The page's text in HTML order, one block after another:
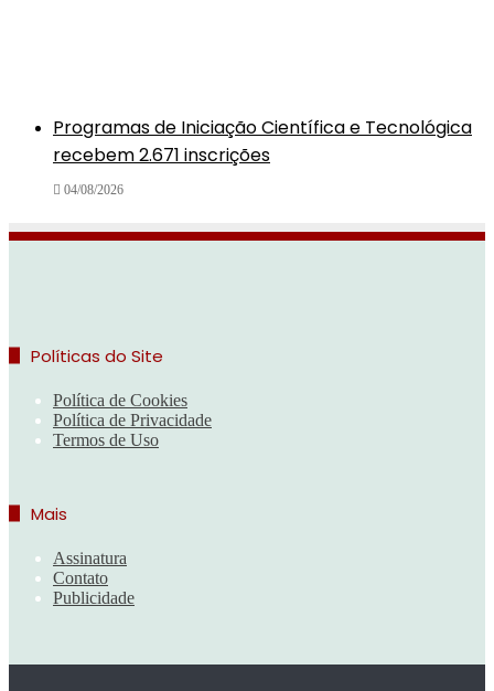
Programas de Iniciação Científica e Tecnológica
recebem 2.671 inscrições
04/08/2026
Políticas do Site
Política de Cookies
Política de Privacidade
Termos de Uso
Mais
Assinatura
Contato
Publicidade